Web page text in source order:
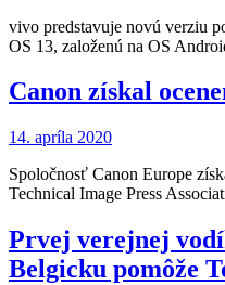
vivo predstavuje novú verziu
OS 13, založenú na OS
Canon získal
14. apríla 2020
Spoločnosť Canon Europe
Technical Image Press
Prvej verejnej
Belgicku pomôže